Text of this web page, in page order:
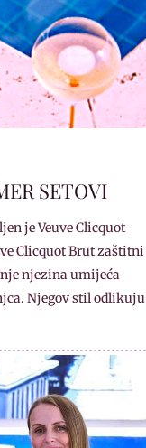
SETOVI
je Veuve Clicquot
Clicquot Brut zaštitni
njezina umijeća
Njegov stil odlikuju